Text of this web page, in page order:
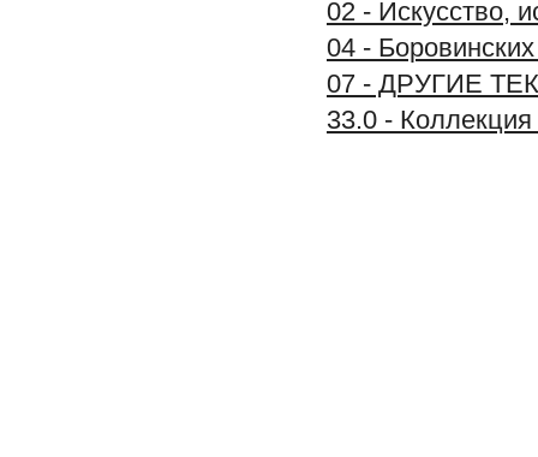
02 - Искусство,
04 -
07 - ДРУГИЕ
33.0 -